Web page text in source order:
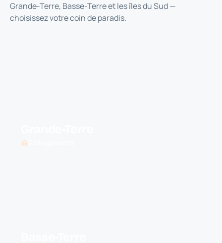
Grande-Terre, Basse-Terre et les îles du Sud —
choisissez votre coin de paradis.